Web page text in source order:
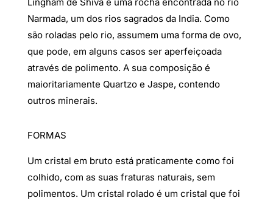
Narmada, um dos rios sagrados da India. Como
são roladas pelo rio, assumem uma forma de ovo,
que pode, em alguns casos ser aperfeiçoada
através de polimento. A sua composição é
maioritariamente Quartzo e Jaspe, contendo
outros minerais.
FORMAS
Um cristal em bruto está praticamente como foi
colhido, com as suas fraturas naturais, sem
polimentos. Um cristal rolado é um cristal que foi